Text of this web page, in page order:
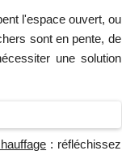
l'espace ouvert, ou
sont en pente, de
une solution
: réfléchissez